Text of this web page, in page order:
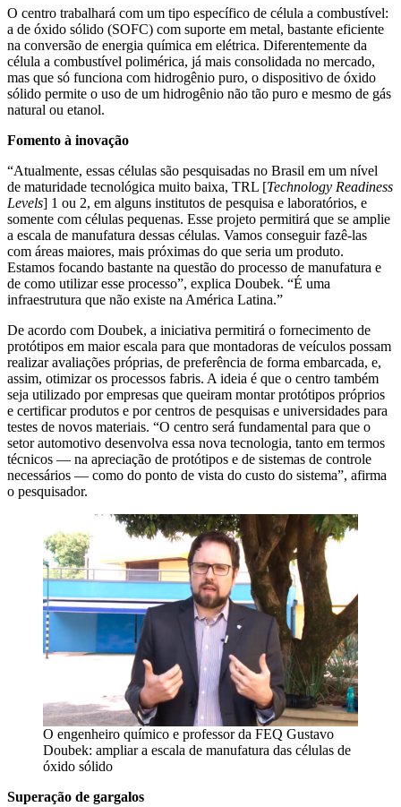
O centro trabalhará com um tipo específico de célula a combustível:
a de óxido sólido (SOFC) com suporte em metal, bastante eficiente
na conversão de energia química em elétrica. Diferentemente da
célula a combustível polimérica, já mais consolidada no mercado,
mas que só funciona com hidrogênio puro, o dispositivo de óxido
sólido permite o uso de um hidrogênio não tão puro e mesmo de gás
natural ou etanol.
Fomento à inovação
“Atualmente, essas células são pesquisadas no Brasil em um nível
de maturidade tecnológica muito baixa, TRL [Technology Readiness
Levels] 1 ou 2, em alguns institutos de pesquisa e laboratórios, e
somente com células pequenas. Esse projeto permitirá que se amplie
a escala de manufatura dessas células. Vamos conseguir fazê-las
com áreas maiores, mais próximas do que seria um produto.
Estamos focando bastante na questão do processo de manufatura e
de como utilizar esse processo”, explica Doubek. “É uma
infraestrutura que não existe na América Latina.”
De acordo com Doubek, a iniciativa permitirá o fornecimento de
protótipos em maior escala para que montadoras de veículos possam
realizar avaliações próprias, de preferência de forma embarcada, e,
assim, otimizar os processos fabris. A ideia é que o centro também
seja utilizado por empresas que queiram montar protótipos próprios
e certificar produtos e por centros de pesquisas e universidades para
testes de novos materiais. “O centro será fundamental para que o
setor automotivo desenvolva essa nova tecnologia, tanto em termos
técnicos — na apreciação de protótipos e de sistemas de controle
necessários — como do ponto de vista do custo do sistema”, afirma
o pesquisador.
O engenheiro químico e professor da FEQ Gustavo
Doubek: ampliar a escala de manufatura das células de
óxido sólido
Superação de gargalos